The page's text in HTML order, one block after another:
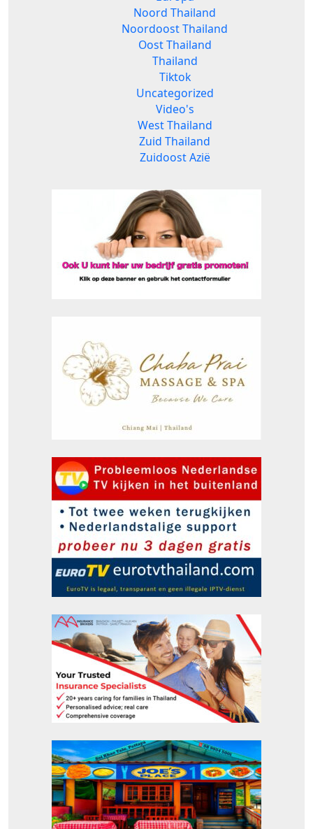
Noord Thailand
Noordoost Thailand
Oost Thailand
Thailand
Tiktok
Uncategorized
Video's
West Thailand
Zuid Thailand
Zuidoost Azië